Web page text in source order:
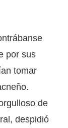
por sus
tomar
de
despidió